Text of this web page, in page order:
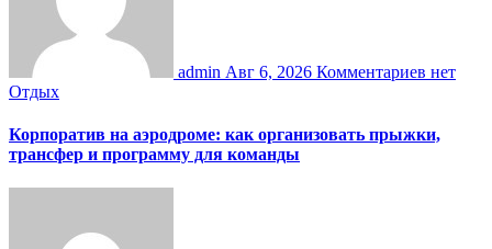
admin Авг 6, 2026 Комментариев нет
Отдых
Корпоратив на аэродроме: как организовать прыжки,
трансфер и программу для команды